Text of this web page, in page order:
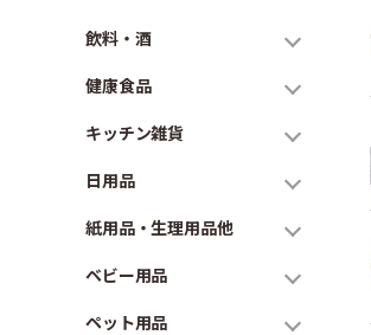
飲料・酒
健康食品
キッチン雑貨
日用品
紙用品・生理用品他
ベビー用品
ペット用品